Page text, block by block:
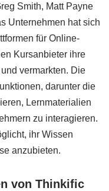
Smith, Matt Payne
Unternehmen hat sich
für Online-
Kursanbieter ihre
vermarkten. Die
darunter die
Lernmaterialien
zu interagieren.
ihr Wissen
anzubieten.
von Thinkific